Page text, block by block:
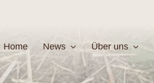
Home News Über uns
Wildtiere